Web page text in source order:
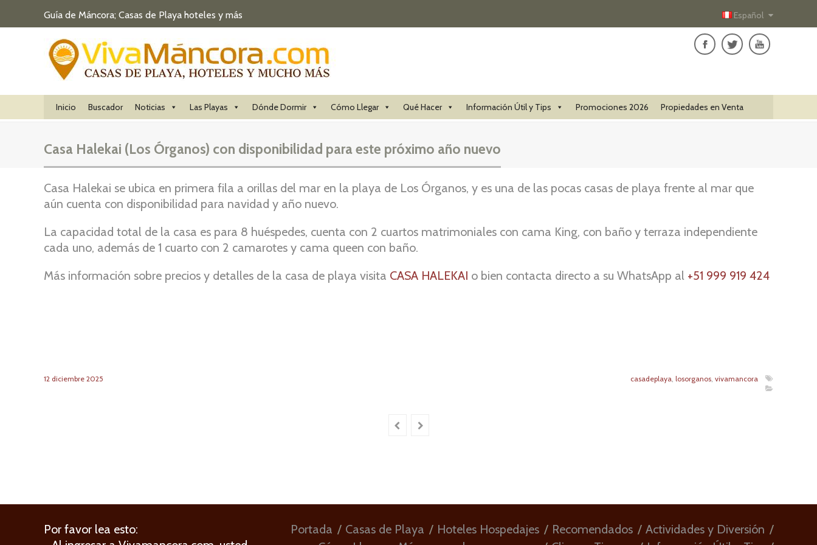
Guía de Máncora; Casas de Playa hoteles y más Español
Inicio Buscador Noticias Las Playas Dónde Dormir Cómo Llegar Qué Hacer Información Útil y Tips Promociones 2026 Propiedades en Venta
Casa Halekai (Los Órganos) con disponibilidad para este próximo año nuevo
Casa Halekai se ubica en primera fila a orillas del mar en la playa de Los Órganos, y es una de las pocas casas de playa frente al mar que
aún cuenta con disponibilidad para navidad y año nuevo.
La capacidad total de la casa es para 8 huéspedes, cuenta con 2 cuartos matrimoniales con cama King, con baño y terraza independiente
cada uno, además de 1 cuarto con 2 camarotes y cama queen con baño.
Más información sobre precios y detalles de la casa de playa visita CASA HALEKAI o bien contacta directo a su WhatsApp al +51 999 919 424
12 diciembre 2025 casadeplaya, losorganos, vivamancora
Portada Casas de Playa Hoteles Hospedajes Recomendados
Actividades y Diversión
Por favor lea esto: